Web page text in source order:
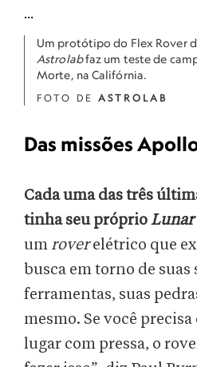
Um protótipo do Flex Rover
Astrolabfaz um teste de
Morte, na Califórnia.
FOTO DE ASTROLAB
Das missões
Cada uma das três
tinha seu próprioLunar
um roverelétrico que
busca em torno de suas
ferramentas, suas
mesmo. Se você
lugar com pressa, o